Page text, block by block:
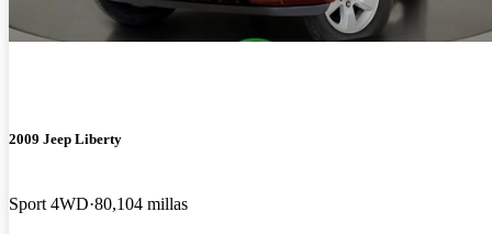
2009 Jeep Liberty
Sport 4WD 80,104 millas